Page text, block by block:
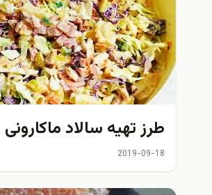
طرز تهیه سالاد ماکارونی
2019-09-18